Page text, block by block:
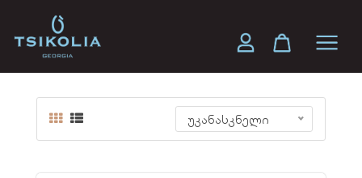
უკანასკნელი